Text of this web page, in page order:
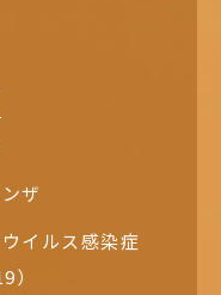
ザ
イルス感染症
）